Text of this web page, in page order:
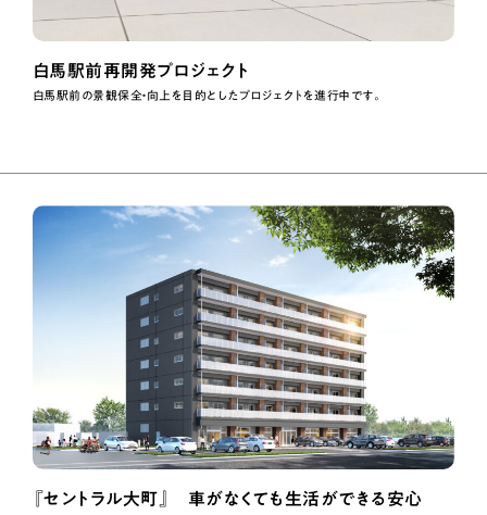
物件サイト（安曇野）
白馬駅前再開発プロジェクト
白馬駅前の景観保全・向上を目的としたプロジェクトを進行中です。
『セントラル大町』 車がなくても生活ができる安心